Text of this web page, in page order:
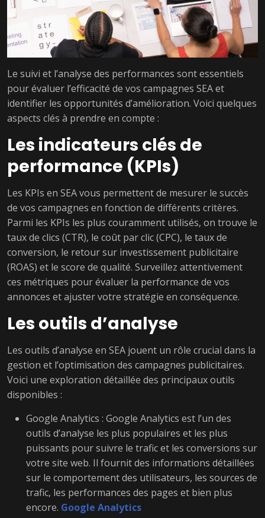
Le suivi et l’analyse des performances sont essentiels
pour évaluer l’efficacité de vos campagnes SEA et
identifier les opportunités d’amélioration. Voici quelques
aspects clés à prendre en compte :
Les indicateurs clés de
performance (KPIs)
Les KPIs en SEA vous permettent de mesurer le succès
de vos campagnes en fonction de différents critères.
Parmi les KPIs les plus couramment utilisés, on trouve le
taux de clics (CTR), le coût par clic (CPC), le taux de
conversion, le retour sur investissement publicitaire
(ROAS) et le score de qualité. Surveillez attentivement
ces métriques pour évaluer la performance de vos
annonces et ajuster votre stratégie en conséquence.
Les outils d’analyse
Les outils d’analyse en SEA jouent un rôle crucial dans la
gestion et l’optimisation des campagnes publicitaires.
Voici une exploration détaillée des principaux outils
disponibles :
Google Analytics : Google Analytics est l’un des
outils d’analyse les plus populaires et les plus
puissants pour suivre le trafic et les conversions sur
votre site web. Il fournit des informations détaillées
sur le comportement des utilisateurs, les sources de
trafic, les performances des pages et bien plus
encore. Google Analytics